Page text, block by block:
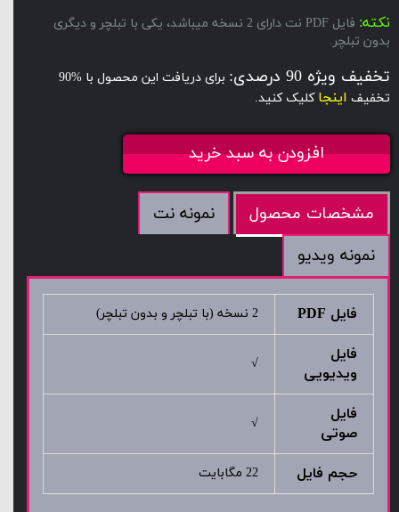
نکته:
فایل PDF نت دارای 2 نسخه میباشد، یکی با تبلچر و دیگری
بدون تبلچر.
تخفیف ویژه 90 درصدی:
برای دریافت این محصول با %90
تخفیف اینجا کلیک کنید.
افزودن به سبد خرید
مشخصات محصول
نمونه نت
نمونه ویدیو
فایل PDF 2 نسخه (با تبلچر و بدون تبلچر)
فایل
ویدیویی
√
فایل
صوتی
√
حجم فایل 22 مگابایت